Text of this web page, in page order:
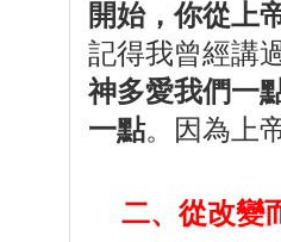
開始，你從上
記得我曾經講
神多愛我們一
一點。因為上
二、從改變